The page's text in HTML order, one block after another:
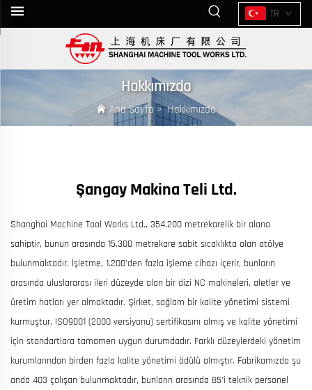
TR
Hakkımızda
Ana Sayfa >Hakkımızda
Şangay Makina Teli Ltd.
Shanghai Machine Tool Works Ltd., 354.200 metrekarelik bir alana
sahiptir, bunun arasında 15.300 metrekare sabit sıcaklıkta olan atölye
bulunmaktadır. İşletme, 1.200'den fazla işleme cihazı içerir, bunların
arasında uluslararası ileri düzeyde olan bir dizi NC makineleri, aletler ve
üretim hatları yer almaktadır. Şirket, sağlam bir kalite yönetimi sistemi
kurmuştur, ISO9001 (2000 versiyonu) sertifikasını almış ve kalite yönetimi
için standartlara tamamen uygun durumdadır. Farklı düzeylerdeki yönetim
kurumlarından birden fazla kalite yönetimi ödülü almıştır. Fabrikamızda şu
anda 403 çalışan bulunmaktadır, bunların arasında 85'i teknik personel